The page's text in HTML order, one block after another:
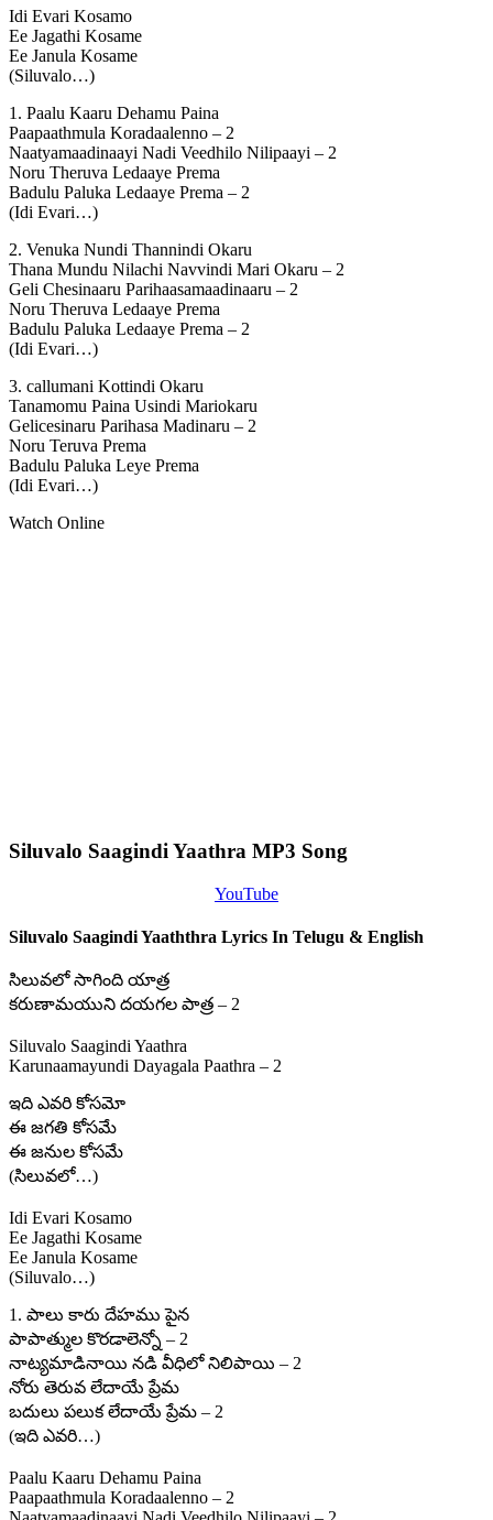
Idi Evari Kosamo
Ee Jagathi Kosame
Ee Janula Kosame
(Siluvalo…)
1. Paalu Kaaru Dehamu Paina
Paapaathmula Koradaalenno – 2
Naatyamaadinaayi Nadi Veedhilo Nilipaayi – 2
Noru Theruva Ledaaye Prema
Badulu Paluka Ledaaye Prema – 2
(Idi Evari…)
2. Venuka Nundi Thannindi Okaru
Thana Mundu Nilachi Navvindi Mari Okaru – 2
Geli Chesinaaru Parihaasamaadinaaru – 2
Noru Theruva Ledaaye Prema
Badulu Paluka Ledaaye Prema – 2
(Idi Evari…)
3. callumani Kottindi Okaru
Tanamomu Paina Usindi Mariokaru
Gelicesinaru Parihasa Madinaru – 2
Noru Teruva Prema
Badulu Paluka Leye Prema
(Idi Evari…)
Watch Online
Siluvalo Saagindi Yaathra MP3 Song
YouTube
Siluvalo Saagindi Yaaththra Lyrics In Telugu & English
సిలువలో సాగింది యాత్ర
కరుణామయుని దయగల పాత్ర – 2
Siluvalo Saagindi Yaathra
Karunaamayundi Dayagala Paathra – 2
ఇది ఎవరి కోసమో
ఈ జగతి కోసమే
ఈ జనుల కోసమే
(సిలువలో…)
Idi Evari Kosamo
Ee Jagathi Kosame
Ee Janula Kosame
(Siluvalo…)
1. పాలు కారు దేహము పైన
పాపాత్ముల కొరడాలెన్నో – 2
నాట్యమాడినాయి నడి వీధిలో నిలిపాయి – 2
నోరు తెరువ లేదాయే ప్రేమ
బదులు పలుక లేదాయే ప్రేమ – 2
(ఇది ఎవరి…)
Paalu Kaaru Dehamu Paina
Paapaathmula Koradaalenno – 2